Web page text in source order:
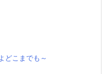
どこまでも～